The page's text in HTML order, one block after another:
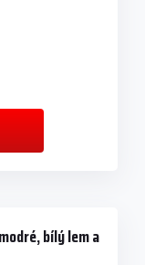
bílý lem a